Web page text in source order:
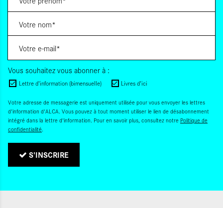
Vous souhaitez vous abonner à :
Lettre d'information (bimensuelle) Livres d'ici
Votre adresse de messagerie est uniquement utilisée pour vous envoyer les lettres
d'information d'ALCA. Vous pouvez à tout moment utiliser le lien de désabonnement
intégré dans la lettre d'information. Pour en savoir plus, consultez notre Politique de
confidentialité.
S'INSCRIRE